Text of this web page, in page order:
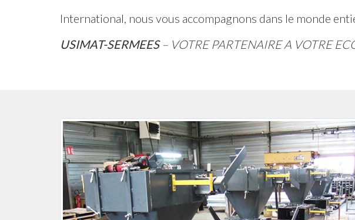
International, nous vous accompagnons dans le monde
USIMAT-SERMEES– VOTRE PARTENAIRE A VOTRE